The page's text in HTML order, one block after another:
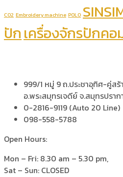
CO2 Embroidery machine POLO
ปักเครื่องจักรปักคอ
999/1 หมู่ 9 ถ.ประชาอุทิศ-คู่ส
อ.พระสมุทรเจดีย์ จ.สมุทรปราก
0-2816-9119 (Auto 20 Line)
098-558-5788
Open Hours:
Mon – Fri: 8.30 am – 5.30 pm,
Sat – Sun: CLOSED